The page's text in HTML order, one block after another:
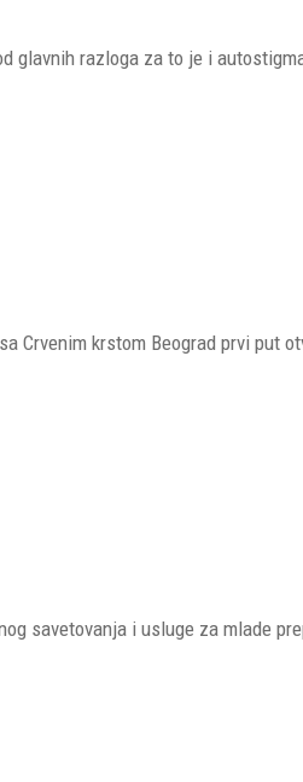
glavnih razloga za to je i
Crvenim krstom Beograd prvi put
savetovanja i usluge za mlade